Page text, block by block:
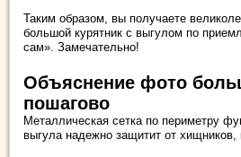
Таким образом, вы получаете
большой курятник с выгулом по
сам». Замечательно!
Объяснение фото
пошагово
Металлическая сетка по периметру
выгула надежно защитит от хищников,